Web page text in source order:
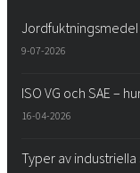
Jordfuktningsmedel
9-07-2026
ISO VG och SAE –
16-04-2026
Typer av